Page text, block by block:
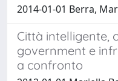
2014-01-01 Berra,
Città intelligente,
government e
a confronto